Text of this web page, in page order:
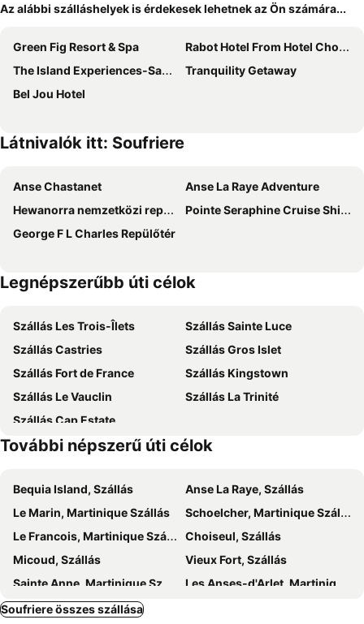
Az alábbi szálláshelyek is érdekesek lehetnek az Ön számára...
Green Fig Resort & Spa
Rabot Hotel From Hotel Chocolat
The Island Experiences-Samo
Tranquility Getaway
Bel Jou Hotel
Látnivalók itt: Soufriere
Anse Chastanet
Anse La Raye Adventure
Hewanorra nemzetközi repülőtér
Pointe Seraphine Cruise Ship Harbour
George F L Charles Repülőtér
Legnépszerűbb úti célok
Szállás Les Trois-Îlets
Szállás Sainte Luce
Szállás Castries
Szállás Gros Islet
Szállás Fort de France
Szállás Kingstown
Szállás Le Vauclin
Szállás La Trinité
Szállás Cap Estate
További népszerű úti célok
Bequia Island, Szállás
Anse La Raye, Szállás
Le Marin, Martinique Szállás
Schoelcher, Martinique Szállás
Le Francois, Martinique Szállás
Choiseul, Szállás
Micoud, Szállás
Vieux Fort, Szállás
Sainte Anne, Martinique Szállás
Les Anses-d'Arlet, Martinique Szállás
Saint-Joseph, Martinique Szállás
Soufriere összes szállása